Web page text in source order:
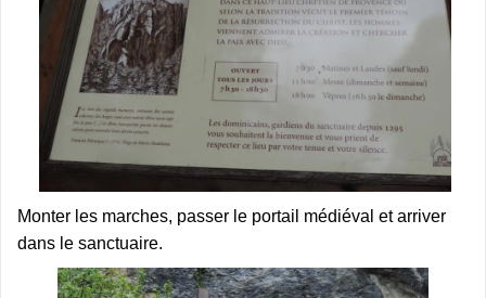
Monter les marches, passer le portail médiéval et arriver
dans le sanctuaire.